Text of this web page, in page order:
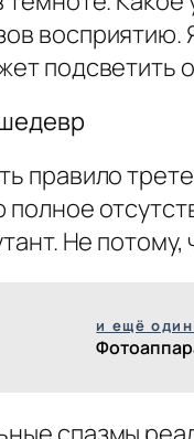
подсветить
правило
Не
и ещё